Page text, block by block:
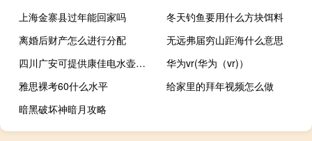
上海金寨县过年能回家吗
冬天钓鱼要用什么方块饵料
离婚后财产怎么进行分配
无远弗届穷山距海什么意思
四川广安可提供康佳电水壶维修服务地址在哪
华为vr(华为（vr)）
雅思裸考60什么水平
给家里的拜年视频怎么做
暗黑破坏神暗月攻略